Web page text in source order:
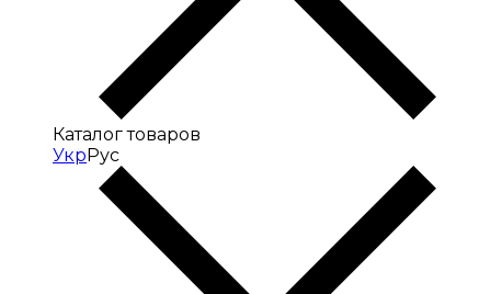
Каталог товаров
УкрРус